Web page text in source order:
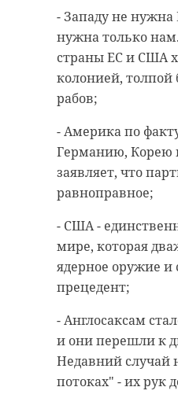
- Западу не нужна
нужна только
страны ЕС и США
колонией,
рабов;
- Америка по
Германию, Корею
заявляет, что
равноправное;
- США -
мире, которая
ядерное оружие и
прецедент;
- Англосаксам
и они перешли к
Недавний случай
потоках" - их рук
Поделиться
РЕКОМЕНДУЕМ
Ленинградский
днем
сильнее.
сильнее
каждому
не в
на
оружие
рабочим,
которые
своём
победу.